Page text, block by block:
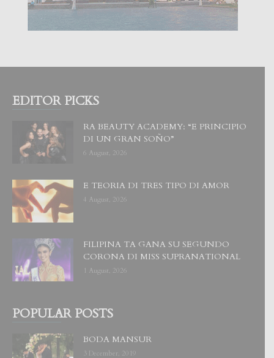
EDITOR PICKS
RA BEAUTY ACADEMY: “E PRINCIPIO
DI UN GRAN SOÑO”
6 August, 2026
E TEORIA DI TRES TIPO DI AMOR
4 August, 2026
FILIPINA TA GANA SU SEGUNDO
CORONA DI MISS SUPRANATIONAL
1 August, 2026
POPULAR POSTS
BODA MANSUR
3 December, 2019